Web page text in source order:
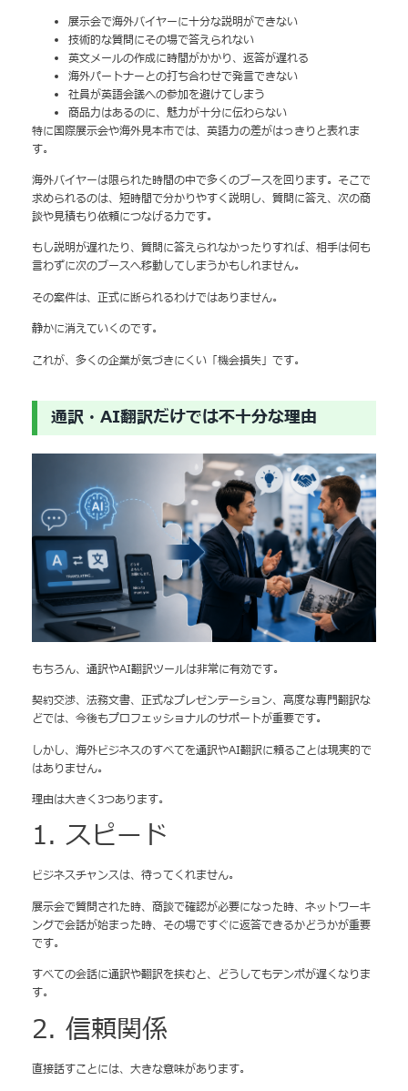
展示会で海外バイヤーに十分な説明ができない
技術的な質問にその場で答えられない
英文メールの作成に時間がかかり、返答が遅れる
海外パートナーとの打ち合わせで発言できない
社員が英語会議への参加を避けてしまう
商品力はあるのに、魅力が十分に伝わらない
特に国際展示会や海外見本市では、英語力の差がはっきりと表れま
す。
海外バイヤーは限られた時間の中で多くのブースを回ります。そこで
求められるのは、短時間で分かりやすく説明し、質問に答え、次の商
談や見積もり依頼につなげる力です。
もし説明が遅れたり、質問に答えられなかったりすれば、相手は何も
言わずに次のブースへ移動してしまうかもしれません。
その案件は、正式に断られるわけではありません。
静かに消えていくのです。
これが、多くの企業が気づきにくい「機会損失」です。
通訳・AI翻訳だけでは不十分な理由
もちろん、通訳やAI翻訳ツールは非常に有効です。
契約交渉、法務文書、正式なプレゼンテーション、高度な専門翻訳な
どでは、今後もプロフェッショナルのサポートが重要です。
しかし、海外ビジネスのすべてを通訳やAI翻訳に頼ることは現実的で
はありません。
理由は大きく3つあります。
1. スピード
ビジネスチャンスは、待ってくれません。
展示会で質問された時、商談で確認が必要になった時、ネットワーキ
ングで会話が始まった時、その場ですぐに返答できるかどうかが重要
です。
すべての会話に通訳や翻訳を挟むと、どうしてもテンポが遅くなりま
す。
2. 信頼関係
直接話すことには、大きな意味があります。